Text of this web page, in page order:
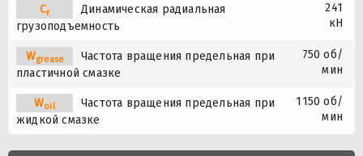
Cr
Динамическая радиальная
грузоподъемность
241
кН
Wgrease
Частота вращения предельная при
пластичной смазке
750 об/
мин
Woil
Частота вращения предельная при
жидкой смазке
1150 об/
мин